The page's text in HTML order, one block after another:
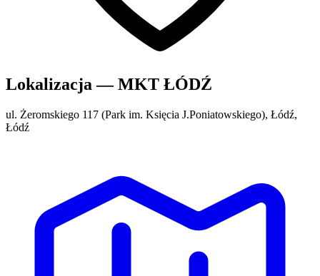
Lokalizacja — MKT ŁÓDŹ
ul. Żeromskiego 117 (Park im. Księcia J.Poniatowskiego), Łódź,
Łódź